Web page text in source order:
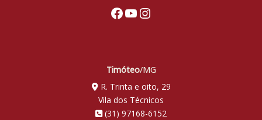
Facebook
Youtube
Instagram
Timóteo/MG
R. Trinta e oito, 29
Vila dos Técnicos
(31) 97168-6152